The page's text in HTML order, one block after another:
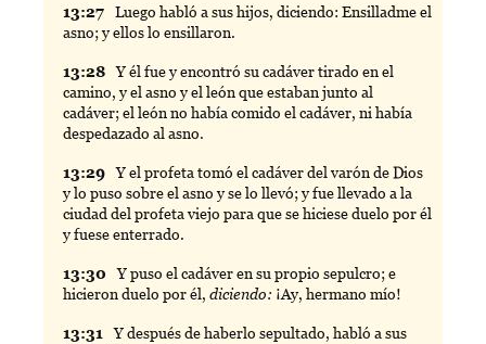
13:27 Luego habló a sus hijos, diciendo: Ensilladme el
asno; y ellos lo ensillaron.
13:28 Yél fue y encontró su cadáver tirado en el
camino, y el asno y el león que estaban junto al
cadáver; el león no había comido el cadáver, ni había
despedazado al asno.
13:29 Yel profeta tomó el cadáver del varón de Dios
y lo puso sobre el asno y se lo llevó; y fue llevado a la
ciudad del profeta viejo para que se hiciese duelo por él
y fuese enterrado.
13:30 Ypuso el cadáver en su propio sepulcro; e
hicieron duelo por él,diciendo: ¡Ay, hermano mío!
13:31 Ydespués de haberlo sepultado, habló a sus